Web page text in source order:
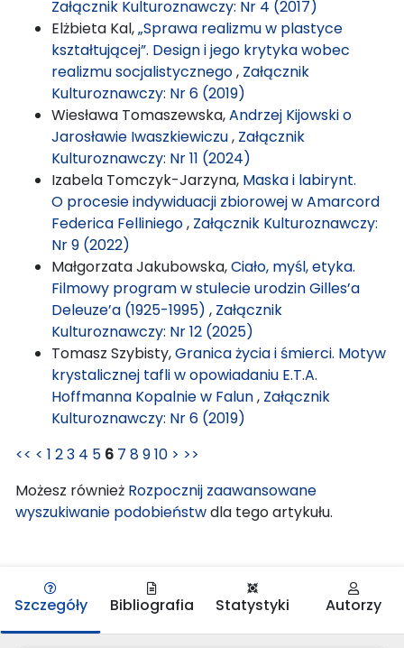
Załącznik Kulturoznawczy: Nr 4 (2017)
Elżbieta Kal,„Sprawa realizmu w plastyce
kształtującej”. Design i jego krytyka wobec
realizmu socjalistycznego, Załącznik
Kulturoznawczy: Nr 6 (2019)
Wiesława Tomaszewska,Andrzej Kijowski o
Jarosławie Iwaszkiewiczu, Załącznik
Kulturoznawczy: Nr 11 (2024)
Izabela Tomczyk-Jarzyna, Maska i labirynt.
O procesie indywiduacji zbiorowej w Amarcord
Federica Felliniego, Załącznik Kulturoznawczy:
Nr 9 (2022)
Małgorzata Jakubowska,Ciało, myśl, etyka.
Filmowy program w stulecie urodzin Gilles’a
Deleuze’a (1925-1995) , Załącznik
Kulturoznawczy: Nr 12 (2025)
Tomasz Szybisty,Granica życia i śmierci. Motyw
krystalicznej tafli w opowiadaniu E.T.A.
Hoffmanna Kopalnie w Falun, Załącznik
Kulturoznawczy: Nr 6 (2019)
<< < 1 23 4 5 6 7 8910 > >>
Możesz również Rozpocznij zaawansowane
wyszukiwanie podobieństwdla tego artykułu.
Szczegóły Bibliografia Statystyki Autorzy